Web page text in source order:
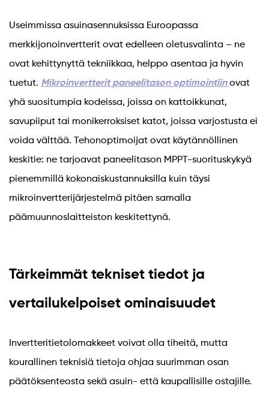
Useimmissa asuinasennuksissa Euroopassa
merkkijonoinvertterit ovat edelleen oletusvalinta – ne
ovat kehittynyttä tekniikkaa, helppo asentaa ja hyvin
tuetut. Mikroinvertterit paneelitason optimointiinovat
yhä suositumpia kodeissa, joissa on kattoikkunat,
savupiiput tai monikerroksiset katot, joissa varjostusta ei
voida välttää. Tehonoptimoijat ovat käytännöllinen
keskitie: ne tarjoavat paneelitason MPPT-suorituskykyä
pienemmillä kokonaiskustannuksilla kuin täysi
mikroinvertterijärjestelmä pitäen samalla
päämuunnoslaitteiston keskitettynä.
Tärkeimmät tekniset tiedot ja
vertailukelpoiset ominaisuudet
Invertteritietolomakkeet voivat olla tiheitä, mutta
kourallinen teknisiä tietoja ohjaa suurimman osan
päätöksenteosta sekä asuin- että kaupallisille ostajille.